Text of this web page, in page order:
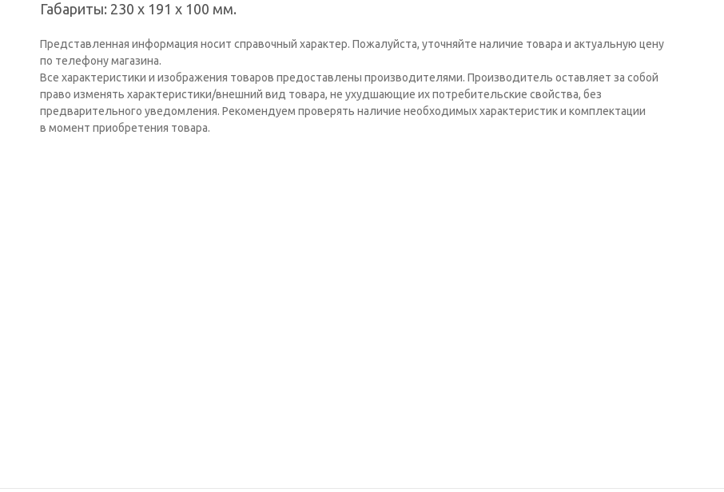
Габариты: 230 x 191 x 100 мм.
Представленная информация носит справочный характер. Пожалуйста, уточняйте наличие товара и актуальную цену
по телефону магазина.
Все характеристики и изображения товаров предоставлены производителями. Производитель оставляет за собой
право изменять характеристики/внешний вид товара, не ухудшающие их потребительские свойства, без
предварительного уведомления. Рекомендуем проверять наличие необходимых характеристик и комплектации
в момент приобретения товара.